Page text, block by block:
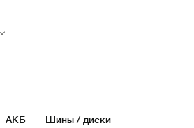
АКБ
Шины / диски